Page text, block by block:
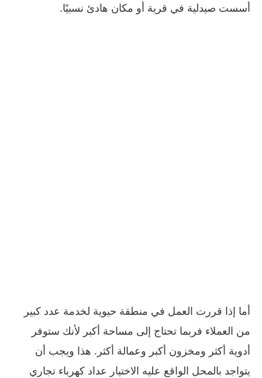
أسست صيدلية في قرية أو مكان هادئ نسبيًا.
أما إذا قررت العمل في منطقة حيوية لخدمة عدد كبير
من العملاء فربما تحتاج إلى مساحة أكبر لأنك ستوفر
أدوية أكثر ومخزون أكبر وعمالة أكثر. هذا ويجب أن
يتواجد بالمحل الواقع عليه الاختيار عداد كهرباء تجاري